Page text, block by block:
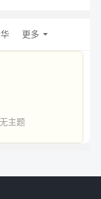
更多
主题